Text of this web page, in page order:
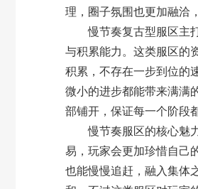
理，圈子氛围也更加融洽
慢节奏复古型服区主
与积累能力。这类服区的
积累，不存在一步到位的
微小的进步都能带来满满
部铺开，保证每一个阶段
慢节奏服区的核心魅力
易，玩家会更加珍惜自己
也能慢慢追赶，融入集体